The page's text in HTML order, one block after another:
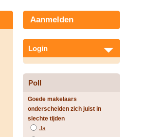
Aanmelden
Login
Poll
Goede makelaars
onderscheiden zich juist in
slechte tijden
Ja